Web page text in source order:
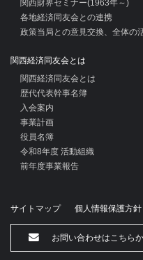
関西財界セミナー(1963年～)
各地経済同友会との連携
政策当局との意見交換、全体の
関西経済同友会とは
関西経済同友会とは
歴代代表幹事名簿
入会案内
事業計画
役員名簿
令和8年度 活動組織
前年度事業報告
サイトマップ 個人情報保護方針
お問い合わせはこちら